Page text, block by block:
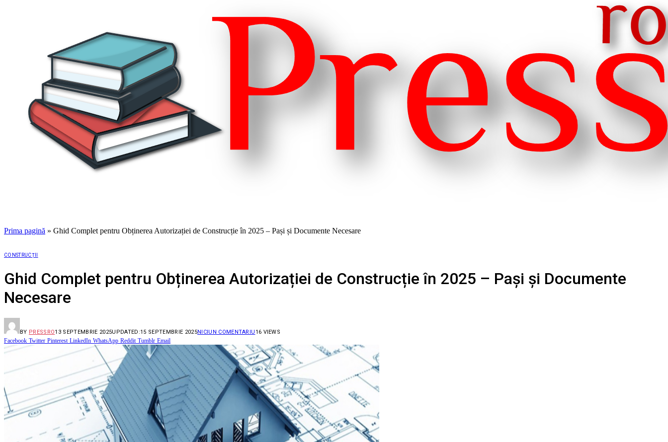
Prima pagină » Ghid Complet pentru Obținerea Autorizației de Construcție în 2025 – Pași și Documente Necesare
CONSTRUCȚII
Ghid Complet pentru Obținerea Autorizației de Construcție în 2025 – Pași și Documente
Necesare
BY PRESSRO13 SEPTEMBRIE 2025UPDATED:15 SEPTEMBRIE 2025NICIUN COMENTARIU 16 VIEWS
Facebook Twitter Pinterest LinkedIn WhatsApp Reddit Tumblr Email